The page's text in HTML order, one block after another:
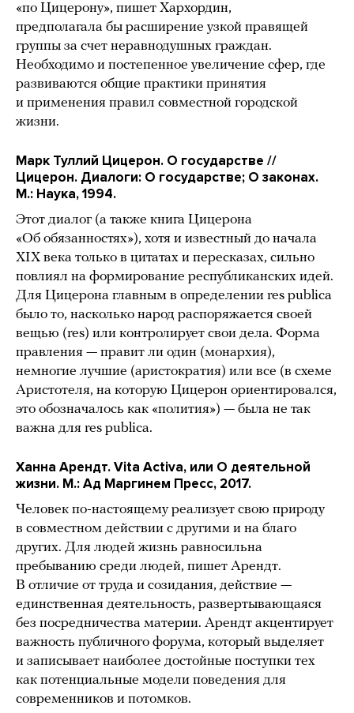
«по Цицерону», пишет Хархордин,
предполагала бы расширение узкой правящей
группы за счет неравнодушных граждан.
Необходимо и постепенное увеличение сфер, где
развиваются общие практики принятия
и применения правил совместной городской
жизни.
Марк Туллий Цицерон. О государстве //
Цицерон. Диалоги: О государстве; О законах.
М.: Наука, 1994.
Этот диалог (а также книга Цицерона
«Об обязанностях»), хотя и известный до начала
XIX века только в цитатах и пересказах, сильно
повлиял на формирование республиканских идей.
Для Цицерона главным в определении res publica
было то, насколько народ распоряжается своей
вещью (res) или контролирует свои дела. Форма
правления — правит ли один (монархия),
немногие лучшие (аристократия) или все (в схеме
Аристотеля, на которую Цицерон ориентировался,
это обозначалось как «полития») — была не так
важна для res publica.
Ханна Арендт. Vita Activa, или О деятельной
жизни. М.: Ад Маргинем Пресс, 2017.
Человек по-настоящему реализует свою природу
в совместном действии с другими и на благо
других. Для людей жизнь равносильна
пребыванию среди людей, пишет Арендт.
В отличие от труда и созидания, действие —
единственная деятельность, развертывающаяся
без посредничества материи. Арендт акцентирует
важность публичного форума, который выделяет
и записывает наиболее достойные поступки тех
как потенциальные модели поведения для
современников и потомков.